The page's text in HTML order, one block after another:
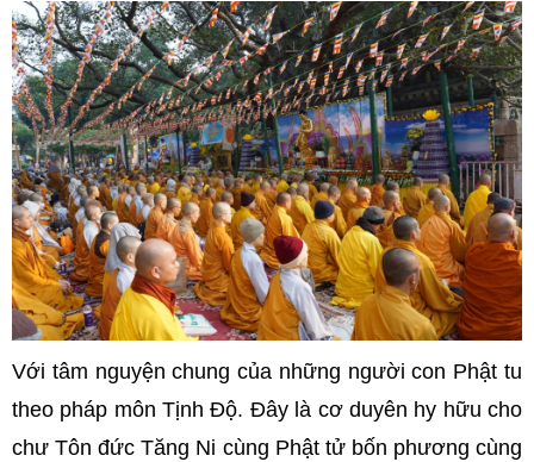
Với tâm nguyện chung của những người con Phật tu
theo pháp môn Tịnh Độ. Đây là cơ duyên hy hữu cho
chư Tôn đức Tăng Ni cùng Phật tử bốn phương cùng